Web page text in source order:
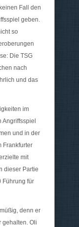
Fall den
geben.
so
Die TSG
nach
und das
im
und in der
Frankfurter
mit
dieser Partie
Führung für
denn er
gehalten. Oli